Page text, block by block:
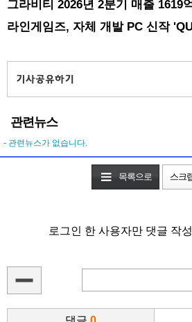
그라비티 2026년 2분기 매출 1619
라인게임즈, 자체 개발 PC 신작
관련뉴스
- 관련뉴스가 없습니다.
목록으로 스크
로그인 한 사용자만 댓글 작